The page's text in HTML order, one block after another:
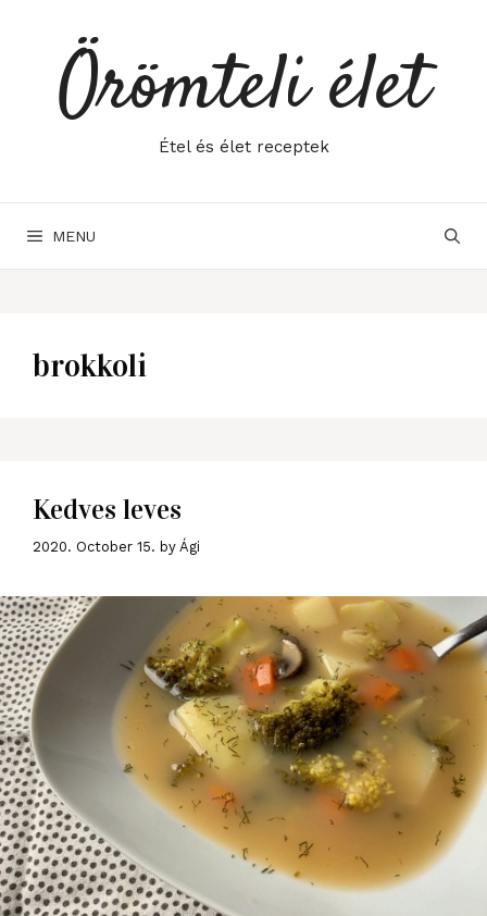
contentÖrömteli élet
Étel és élet receptek
MENU
brokkoli
Kedves leves
2020. October 15. by Ági